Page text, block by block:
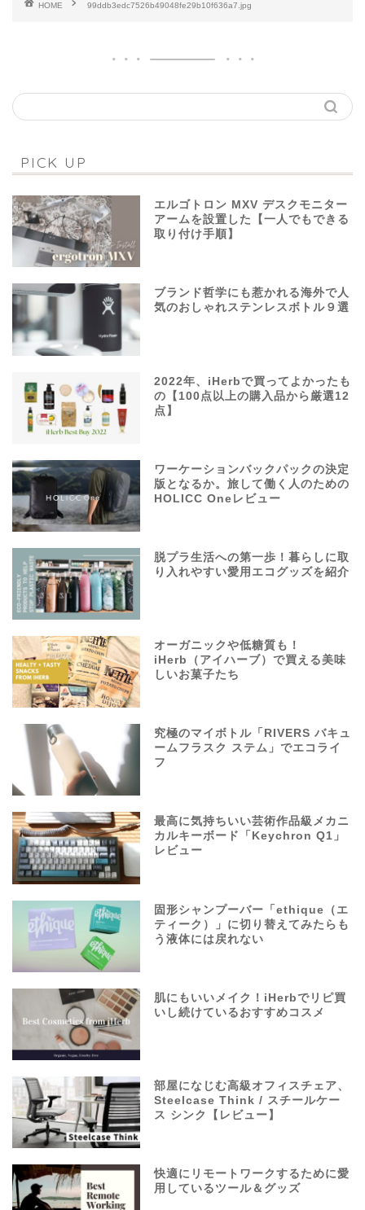
HOME 99ddb3edc7526b49048fe29b10f636a7.jpg
PICK UP
エルゴトロン MXV デスクモニター
アームを設置した【一人でもできる
取り付け手順】
ブランド哲学にも惹かれる海外で人
気のおしゃれステンレスボトル９選
2022年、iHerbで買ってよかったも
の【100点以上の購入品から厳選12
点】
ワーケーションバックパックの決定
版となるか。旅して働く人のための
HOLICC Oneレビュー
脱プラ生活への第一歩！暮らしに取
り入れやすい愛用エコグッズを紹介
オーガニックや低糖質も！
iHerb（アイハーブ）で買える美味
しいお菓子たち
究極のマイボトル「RIVERS バキュ
ームフラスク ステム」でエコライ
フ
最高に気持ちいい芸術作品級メカニ
カルキーボード「Keychron Q1」
レビュー
固形シャンプーバー「ethique（エ
ティーク）」に切り替えてみたらも
う液体には戻れない
肌にもいいメイク！iHerbでリピ買
いし続けているおすすめコスメ
部屋になじむ高級オフィスチェア、
Steelcase Think / スチールケー
ス シンク【レビュー】
快適にリモートワークするために愛
用しているツール＆グッズ